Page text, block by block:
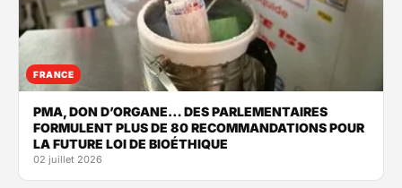
FRANCE
PMA, DON D’ORGANE… DES PARLEMENTAIRES
FORMULENT PLUS DE 80 RECOMMANDATIONS POUR
LA FUTURE LOI DE BIOÉTHIQUE
02 juillet 2026